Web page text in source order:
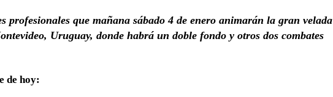
profesionales que mañana sábado 4 de enero animarán la gran velada
Uruguay, donde habrá un doble fondo y otros dos combates
de hoy: